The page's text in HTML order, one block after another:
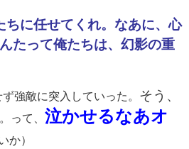
ちに任せてくれ。なあに、心
たって俺たちは、幻影の重
強敵に突入していった。 そう、
。って、 泣かせるなあオ
か）